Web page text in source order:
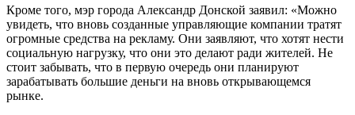
Кроме того, мэр города Александр Донской заявил: «Можно
увидеть, что вновь созданные управляющие компании тратят
огромные средства на рекламу. Они заявляют, что хотят нести
социальную нагрузку, что они это делают ради жителей. Не
стоит забывать, что в первую очередь они планируют
зарабатывать большие деньги на вновь открывающемся
рынке.